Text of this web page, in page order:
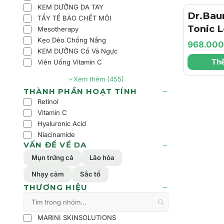
KEM DƯỠNG DA TAY
TẨY TẾ BÀO CHẾT MÔI
Mesotherapy
Kẹo Dẻo Chống Nắng
KEM DƯỠNG Cổ Và Ngực
Viên Uống Vitamin C
Xem thêm (455)
THÀNH PHẦN HOẠT TÍNH
Retinol
Vitamin C
Hyaluronic Acid
Niacinamide
VẤN ĐỀ VỀ DA
Mụn trứng cá Lão hóa
Nhạy cảm Sắc tố
THƯƠNG HIỆU
MARINI SKINSOLUTIONS
Tonic
Normal
Skin –
Hồng